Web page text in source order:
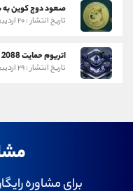
صعود دوج کوین به بالای
تاریخ انتشار : ۲۰ اردیبهشت ۱۴۰۵
اتریوم حمایت 2088 دلار را حفظ کرد
تاریخ انتشار : ۲۹ اردیبهشت ۱۴۰۵
برای مشاوره